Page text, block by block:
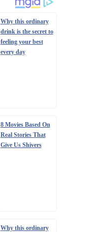
Why this ordinary
drink is the secret to
feeling your best
every day
8 Movies Based On
Real Stories That
Give Us Shivers
Why this ordinary